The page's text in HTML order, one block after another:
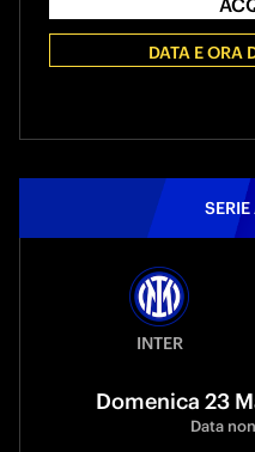
DATA E ORA
INTER
Domenica 23
Data